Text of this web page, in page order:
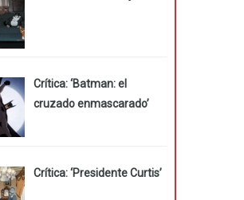
Crítica: ‘Batman: el
cruzado enmascarado’
Crítica: ‘Presidente Curtis’